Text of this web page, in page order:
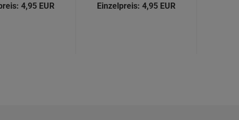
4,95 EUR Einzelpreis: 4,95 EUR